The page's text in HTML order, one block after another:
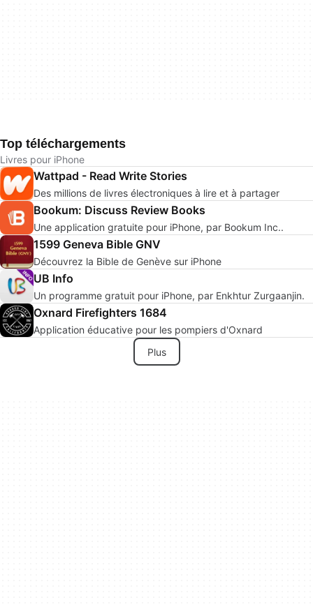
Top téléchargements
Livres pour iPhone
Wattpad - Read Write Stories
Des millions de livres électroniques à lire et à partager
Bookum: Discuss Review Books
Une application gratuite pour iPhone, par Bookum Inc..
1599 Geneva Bible GNV
Découvrez la Bible de Genève sur iPhone
UB Info
Un programme gratuit pour iPhone, par Enkhtur Zurgaanjin.
Oxnard Firefighters 1684
Application éducative pour les pompiers d'Oxnard
Plus